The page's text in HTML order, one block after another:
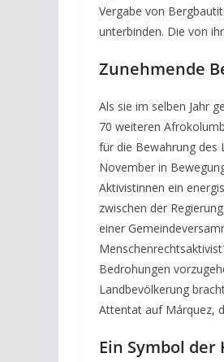
Vergabe von
unterbinden. Die von
Zunehmende
Als sie im selben Jahr
70 weiteren
für die Bewahrung des
November in
Aktivistinnen ein
zwischen der
einer
Bedrohungen
Landbevölkerung
Attentat auf Márquez,
Ein Symbol